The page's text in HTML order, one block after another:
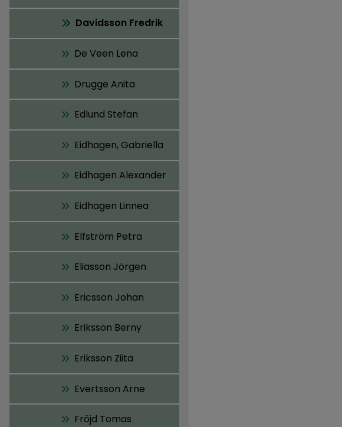
Davidsson Fredrik
De Veen Lena
Drugge Anita
Edlund Stefan
Eidhagen, Gabriella
Eidhagen Alexander
Eidhagen Linnea
Elfström Petra
Eliasson Jörgen
Ericsson Johan
Eriksson Berny
Eriksson Ziita
Evertsson Arne
Fröjd Tomas